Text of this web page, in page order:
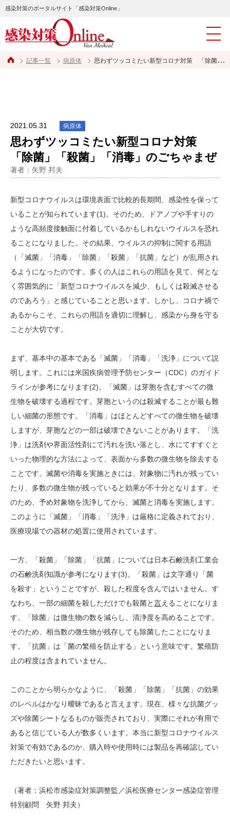
感染対策のポータルサイト「感染対策Online」
記事一覧 病原体 思わずツッコミたい新型コロナ対策 「除菌」「殺菌」「消毒」のごちゃまぜ
2021.05.31 病原体
思わずツッコミたい新型コロナ対策
「除菌」「殺菌」「消毒」のごちゃまぜ
著者：矢野 邦夫
新型コロナウイルスは環境表面で比較的長期間、感染性を保って
いることが知られています(1)。そのため、ドアノブや手すりの
ような高頻度接触面に付着しているかもしれないウイルスを恐れ
ることになりました。その結果、ウイルスの抑制に関する用語
（「滅菌」「消毒」「除菌」「殺菌」「抗菌」など）が乱用され
るようになったのです。多くの人はこれらの用語を見て、何とな
く雰囲気的に「新型コロナウイルスを減少、もしくは殺滅させる
のであろう」と感じていることと思います。しかし、コロナ禍で
あるからこそ、これらの用語を適切に理解し、感染から身を守る
ことが大切です。
まず、基本中の基本である「滅菌」「消毒」「洗浄」について説
明します。これには米国疾病管理予防センター（CDC）のガイド
ラインが参考になります(2)。「滅菌」は芽胞を含むすべての微
生物を破壊する過程です。芽胞というのは殺滅することが最も難
しい細菌の形態です。「消毒」はほとんどすべての微生物を破壊
しますが、芽胞などの一部は破壊できないことがあります。「洗
浄」は洗剤や界面活性剤にて汚れを洗い落とし、水にてすすぐと
いった物理的な方法によって、表面から多数の微生物を除去する
ことです。滅菌や消毒を実施ときには、対象物に汚れが残ってい
たり、多数の微生物が残っていると効果が不十分となります。そ
のため、予め対象物を洗浄してから、滅菌と消毒を実施します。
このように「滅菌」「消毒」「洗浄」は厳格に定義されており、
医療現場での器材の処置に使用されています。
一方、「殺菌」「除菌」「抗菌」については日本石鹸洗剤工業会
の石鹸洗剤知識が参考になります(3)。「殺菌」は文字通り「菌
を殺す」ということですが、殺した程度を含んではいません。す
なわち、一部の細菌を殺しただけでも殺菌と言えることになりま
す。「除菌」は微生物の数を減らし、清浄度を高めることです。
そのため、相当数の微生物が残存しても除菌したことになりま
す。「抗菌」は「菌の繁殖を防止する」という意味です。繁殖防
止の程度は含まれていません。
このことから明らかなように、「殺菌」「除菌」「抗菌」の効果
のレベルはかなり曖昧であると言えます。現在、様々な抗菌グッ
ズや除菌シートなるものが販売されており、実際にそれが有用で
あると信じている人が数多くいます。本当に新型コロナウイルス
対策で有効であるのか、購入時や使用時には製品を再確認してい
ただきたいと思います。
（著者：浜松市感染症対策調整監／浜松医療センター感染症管理
特別顧問 矢野 邦夫）